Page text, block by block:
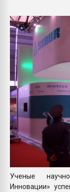
Ученые
Инновации»